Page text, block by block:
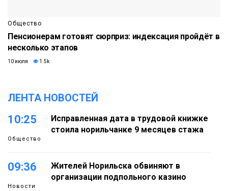
Общество
Пенсионерам готовят сюрприз: индексация пройдёт в
несколько этапов
10 июля 1.5k
ЛЕНТА НОВОСТЕЙ
10:25
Общество
Исправленная дата в трудовой книжке
стоила норильчанке 9 месяцев стажа
09:36
Новости
Жителей Норильска обвиняют в
организации подпольного казино